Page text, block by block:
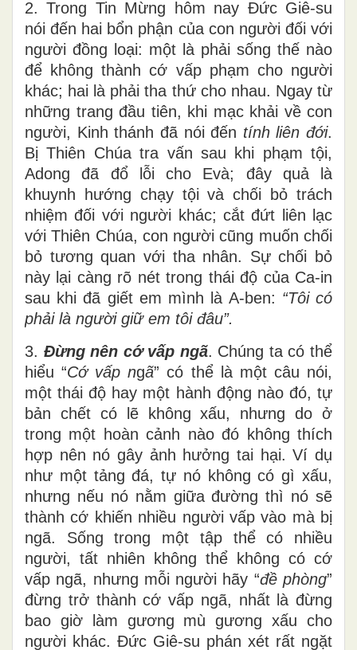
2. Trong Tin Mừng hôm nay Đức Giê-su
nói đến hai bổn phận của con người đối với
người đồng loại: một là phải sống thế nào
để không thành cớ vấp phạm cho người
khác; hai là phải tha thứ cho nhau. Ngay từ
những trang đầu tiên, khi mạc khải về con
người, Kinh thánh đã nói đến tính liên đới.
Bị Thiên Chúa tra vấn sau khi phạm tội,
Adong đã đổ lỗi cho Evà; đây quả là
khuynh hướng chạy tội và chối bỏ trách
nhiệm đối với người khác; cắt đứt liên lạc
với Thiên Chúa, con người cũng muốn chối
bỏ tương quan với tha nhân. Sự chối bỏ
này lại càng rõ nét trong thái độ của Ca-in
sau khi đã giết em mình là A-ben: “Tôi có
phải là người giữ em tôi đâu”.
3. Đừng nên cớ vấp ngã. Chúng ta có thể
hiểu “Cớ vấp ngã” có thể là một câu nói,
một thái độ hay một hành động nào đó, tự
bản chết có lẽ không xấu, nhưng do ở
trong một hoàn cảnh nào đó không thích
hợp nên nó gây ảnh hưởng tai hại. Ví dụ
như một tảng đá, tự nó không có gì xấu,
nhưng nếu nó nằm giữa đường thì nó sẽ
thành cớ khiến nhiều người vấp vào mà bị
ngã. Sống trong một tập thể có nhiều
người, tất nhiên không thể không có cớ
vấp ngã, nhưng mỗi người hãy “đề phòng”
đừng trở thành cớ vấp ngã, nhất là đừng
bao giờ làm gương mù gương xấu cho
người khác. Đức Giê-su phán xét rất ngặt